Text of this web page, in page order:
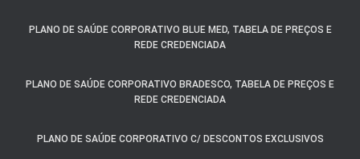
PLANO DE SAÚDE CORPORATIVO BLUE MED, TABELA DE PREÇOS E
REDE CREDENCIADA
PLANO DE SAÚDE CORPORATIVO BRADESCO, TABELA DE PREÇOS E
REDE CREDENCIADA
PLANO DE SAÚDE CORPORATIVO C/ DESCONTOS EXCLUSIVOS